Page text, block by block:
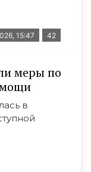
15:47 42
меры по
в